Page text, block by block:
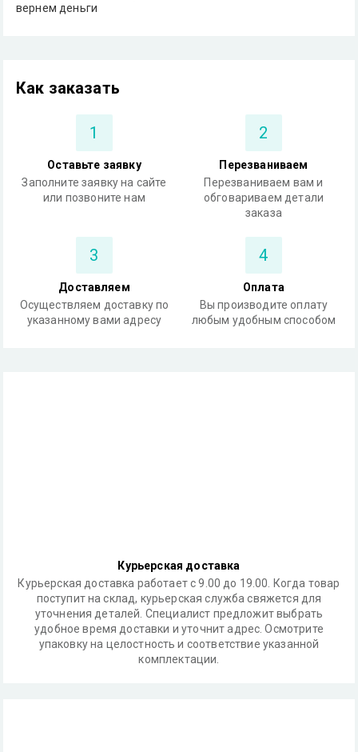
вернем деньги
Как заказать
1
Оставьте заявку
Заполните заявку на сайте
или позвоните нам
2
Перезваниваем
Перезваниваем вам и
обговариваем детали
заказа
3
Доставляем
Осуществляем доставку по
указанному вами адресу
4
Оплата
Вы производите оплату
любым удобным способом
Курьерская доставка
Курьерская доставка работает с 9.00 до 19.00. Когда товар
поступит на склад, курьерская служба свяжется для
уточнения деталей. Специалист предложит выбрать
удобное время доставки и уточнит адрес. Осмотрите
упаковку на целостность и соответствие указанной
комплектации.